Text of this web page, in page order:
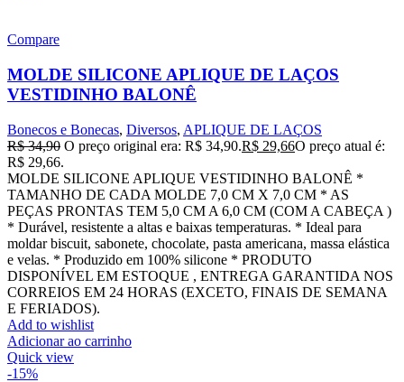
Compare
MOLDE SILICONE APLIQUE DE LAÇOS
VESTIDINHO BALONÊ
Bonecos e Bonecas, Diversos, APLIQUE DE LAÇOS
R$34,90 O preço original era: R$ 34,90.R$ 29,66O preço atual é:
R$ 29,66.
MOLDE SILICONE APLIQUE VESTIDINHO BALONÊ *
TAMANHO DE CADA MOLDE 7,0 CM X 7,0 CM * AS
PEÇAS PRONTAS TEM 5,0 CM A 6,0 CM (COM A CABEÇA )
* Durável, resistente a altas e baixas temperaturas. * Ideal para
moldar biscuit, sabonete, chocolate, pasta americana, massa elástica
e velas. * Produzido em 100% silicone * PRODUTO
DISPONÍVEL EM ESTOQUE , ENTREGA GARANTIDA NOS
CORREIOS EM 24 HORAS (EXCETO, FINAIS DE SEMANA
E FERIADOS).
Add to wishlist
Adicionar ao carrinho
Quick view
-15%